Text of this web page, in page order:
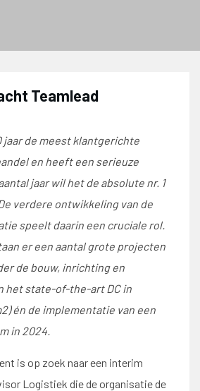
Teamlead
jaar de meest klantgerichte
en heeft een serieuze
jaar wil het de absolute nr. 1
verdere ontwikkeling van de
speelt daarin een cruciale rol.
er een aantal grote projecten
de bouw, inrichting en
het state-of-the-art DC in
én de implementatie van een
in 2024.
is op zoek naar een interim
Logistiek die de organisatie de